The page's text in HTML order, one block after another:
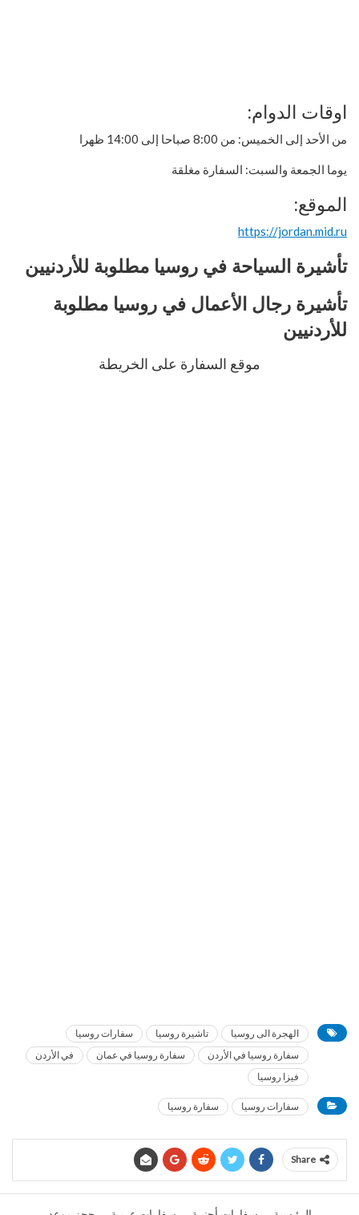
اوقات الدوام:
من الأحد إلى الخميس: من 8:00 صباحا إلى 14:00 ظهرا
يوما الجمعة والسبت: السفارة مغلقة
الموقع:
https://jordan.mid.ru
تأشيرة السياحة في روسيا مطلوبة للأردنيين
تأشيرة رجال الأعمال في روسيا مطلوبة
للأردنيين
موقع السفارة على الخريطة
الهجرة الى روسيا تاشيرة روسيا
سفارات روسيا
سفارة روسيا في الأردن
سفارة روسيا في عمان
في الأردن
فيزا روسيا
سفارات روسيا سفارة روسيا
Share